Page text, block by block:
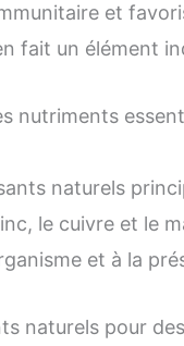
et
fait un élément
nutriments
naturels
le cuivre et le
et à la
naturels pour